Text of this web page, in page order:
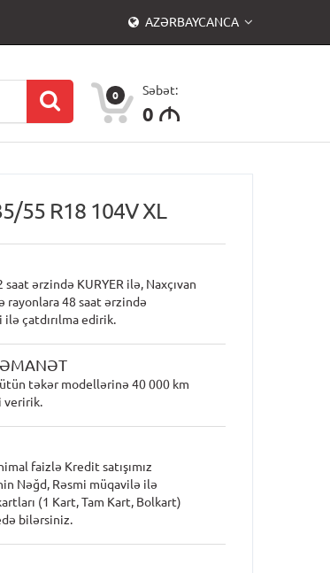
AZƏRBAYCANCA
0 Səbət:
0 M
55 R18 104V XL
saat ərzində KURYER ilə, Naxçıvan
rayonlara 48 saat ərzində
çatdırılma edirik.
təkər modellərinə 40 000 km
veririk.
faizlə Kredit satışımız
Nəğd, Rəsmi müqavilə ilə
(1 Kart, Tam Kart, Bolkart)
bilərsiniz.